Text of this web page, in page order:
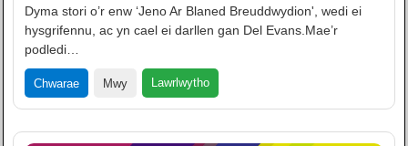
Dyma stori o’r enw ‘Jeno Ar Blaned Breuddwydion', wedi ei
hysgrifennu, ac yn cael ei darllen gan Del Evans.Mae’r
podledi…
Chwarae Mwy Lawrlwytho